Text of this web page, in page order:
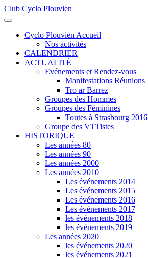
Club Cyclo Plouvien
Cyclo Plouvien Accueil
Nos activités
CALENDRIER
ACTUALITÉ
Evénements et Rendez-vous
Manifestations Réunions
Tro ar Barrez
Groupes des Hommes
Groupes des Féminines
Toutes à Strasbourg 2016
Groupe des VTTistes
HISTORIQUE
Les années 80
Les années 90
Les années 2000
Les années 2010
Les événements 2014
Les événements 2015
Les événements 2016
Les événements 2017
les événements 2018
les événements 2019
Les années 2020
les événements 2020
les événements 2021
précédente
précédent
suivante
suivant